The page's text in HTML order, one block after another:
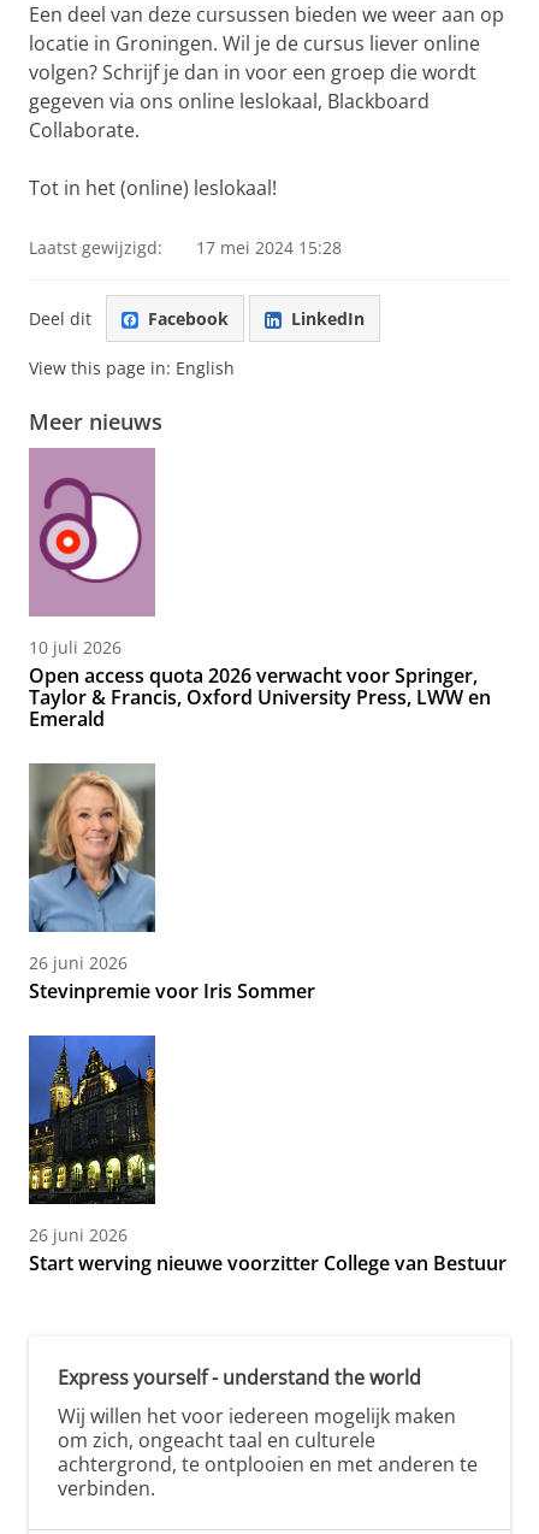
Een deel van deze cursussen bieden we weer aan op
locatie in Groningen. Wil je de cursus liever online
volgen? Schrijf je dan in voor een groep die wordt
gegeven via ons online leslokaal, Blackboard
Collaborate.
Tot in het (online) leslokaal!
Laatst gewijzigd: 17 mei 2024 15:28
Deel dit Facebook LinkedIn
View this page in: English
Meer nieuws
10 juli 2026
Open access quota 2026 verwacht voor Springer,
Taylor & Francis, Oxford University Press, LWW en
Emerald
26 juni 2026
Stevinpremie voor Iris Sommer
26 juni 2026
Start werving nieuwe voorzitter College van Bestuur
Express yourself - understand the world
Wij willen het voor iedereen mogelijk maken
om zich, ongeacht taal en culturele
achtergrond, te ontplooien en met anderen te
verbinden.